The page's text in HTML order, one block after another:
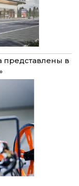
представлены в